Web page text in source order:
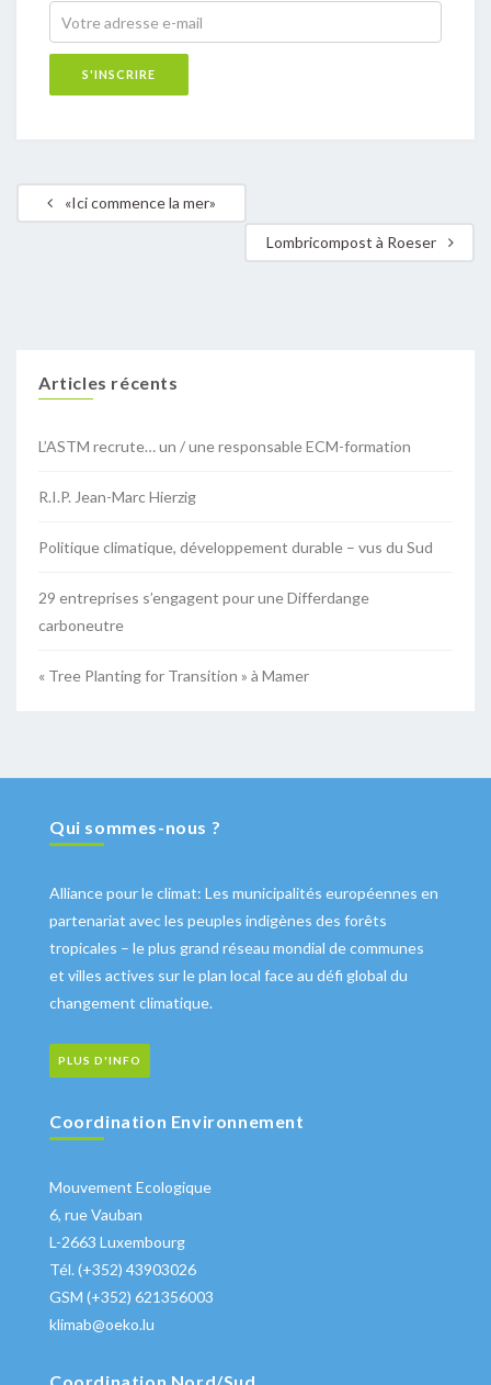
«Ici commence la mer»
Lombricompost à Roeser
Articles récents
L’ASTM recrute… un / une responsable ECM-formation
R.I.P. Jean-Marc Hierzig
Politique climatique, développement durable – vus du Sud
29 entreprises s’engagent pour une Differdange
carboneutre
« Tree Planting for Transition » à Mamer
Qui sommes-nous ?
Alliance pour le climat: Les municipalités européennes en
partenariat avec les peuples indigènes des forêts
tropicales – le plus grand réseau mondial de communes
et villes actives sur le plan local face au défi global du
changement climatique.
PLUS D'INFO
Coordination Environnement
Mouvement Ecologique
6, rue Vauban
L-2663 Luxembourg
Tél. (+352) 43903026
GSM (+352) 621356003
klimab@oeko.lu